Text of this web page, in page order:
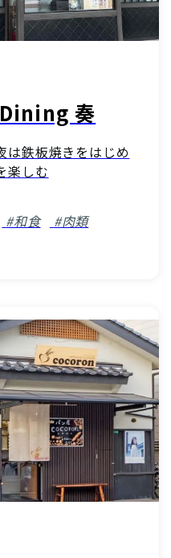
奏
は鉄板焼きをはじめ
楽しむ
#和食 #肉類